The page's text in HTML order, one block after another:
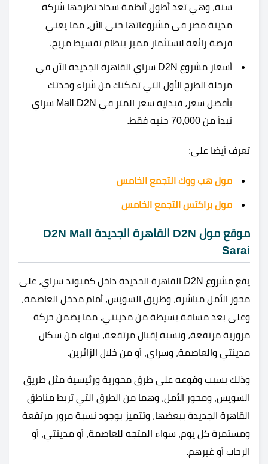
سنة، وهي تعد أطول أنظمة سداد تطرحها شركة
مدينة مصر في مشروعاتها حتى الآن، مما يعني
فرصة رائعة لاستثمار مميز بنظام تقسيط مريح.
أسعار مشروع D2N سراي القاهرة الجديدة الآن في
مرحلة الطرح الأول التي تمكنك من شراء وحدتك
بأفضل سعر، فبداية سعر المتر في Mall D2N سراي
تبدأ من 70,000 جنيه فقط.
تعرف أيضا على:
مول هب ووك التجمع الخامس
مول براكتس التجمع الخامس
موقع مول D2N القاهرة الجديدة D2N Mall
Sarai
يقع مشروع D2N القاهرة الجديدة داخل كمبوند سراي، على
محور الأمل مباشرة، وطريق السويس، أمام مدخل العاصمة،
وعلى بعد مسافة بسيطة من مدينتي، مما يضمن حركة
مرورية مرتفعة، ونسبة إقبال مرتفعة، سواء من سكان
مدينتي والعاصمة، وسراي، أو من خلال الزائرين.
وذلك بسبب وقوعه على طرق محورية ورئيسية مثل طريق
السويس، ومحور الأمل، وهما من الطرق التي تربط مناطق
القاهرة الجديدة ببعضها، وتتميز بوجود نسبة مرور مرتفعة
ومستمرة كل يوم، سواء المتجه للعاصمة، أو مدينتي، أو
الرحاب أو غيرهم.